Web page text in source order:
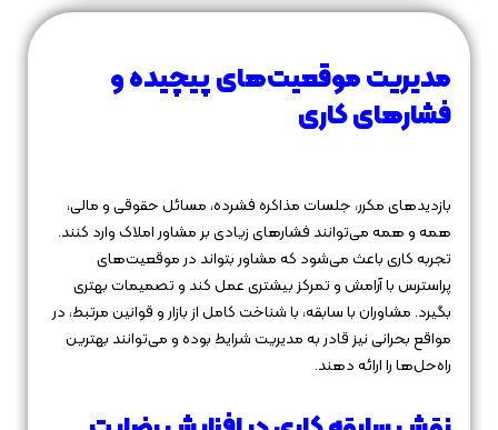
مدیریت موقعیت‌های پیچیده و
فشارهای کاری
بازدیدهای مکرر، جلسات مذاکره فشرده، مسائل حقوقی و مالی،
همه و همه می‌توانند فشارهای زیادی بر مشاور املاک وارد کنند.
تجربه کاری باعث می‌شود که مشاور بتواند در موقعیت‌های
پراسترس با آرامش و تمرکز بیشتری عمل کند و تصمیمات بهتری
بگیرد. مشاوران با سابقه، با شناخت کامل از بازار و قوانین مرتبط، در
مواقع بحرانی نیز قادر به مدیریت شرایط بوده و می‌توانند بهترین
راه‌حل‌ها را ارائه دهند.